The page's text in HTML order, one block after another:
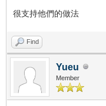
很支持他們的做法
Find
Yueu
Member